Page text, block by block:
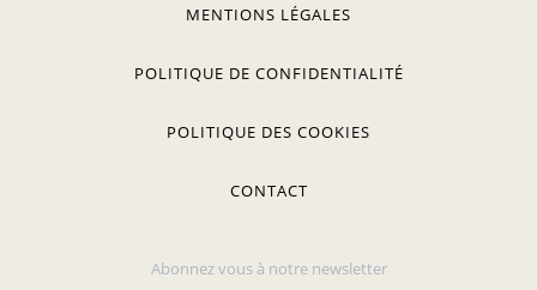
MENTIONS LÉGALES
POLITIQUE DE CONFIDENTIALITÉ
POLITIQUE DES COOKIES
CONTACT
Abonnez vous à notre newsletter